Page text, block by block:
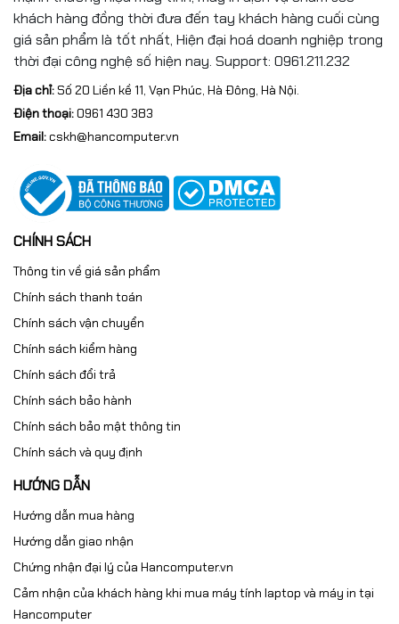
khách hàng đồng thời đưa đến tay khách hàng cuối cùng
giá sản phẩm là tốt nhất, Hiện đại hoá doanh nghiệp trong
thời đại công nghệ số hiện nay. Support: 0961.211.232
Địa chỉ:Số 20 Liền kề 11, Vạn Phúc, Hà Đông, Hà Nội.
Điện thoại:0961 430 383
Email:cskh@hancomputer.vn
CHÍNH SÁCH
Thông tin về giá sản phẩm
Chính sách thanh toán
Chính sách vận chuyển
Chính sách kiểm hàng
Chính sách đổi trả
Chính sách bảo hành
Chính sách bảo mật thông tin
Chính sách và quy định
HƯỚNG DẪN
Hướng dẫn mua hàng
Hướng dẫn giao nhận
Chứng nhận đại lý của Hancomputer.vn
Cảm nhận của khách hàng khi mua máy tính laptop và máy in tại
Hancomputer